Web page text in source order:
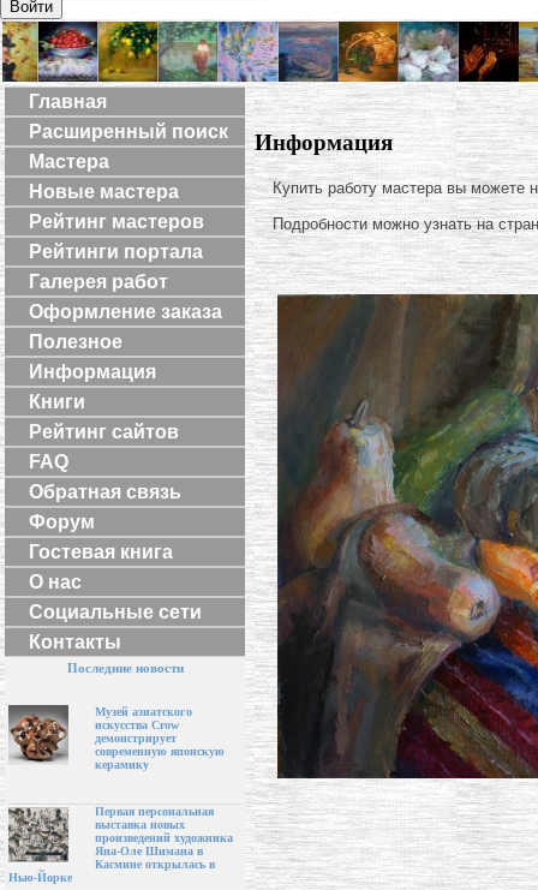
Войти
Главная
Расширенный поиск
Мастера
Новые мастера
Рейтинг мастеров
Рейтинги портала
Галерея работ
Оформление заказа
Полезное
Информация
Книги
Рейтинг сайтов
FAQ
Обратная связь
Форум
Гостевая книга
О нас
Социальные сети
Контакты
Последние новости
Музей азиатского
искусства Crow
демонстрирует
современную японскую
керамику
Первая персональная
выставка новых
произведений художника
Яна-Оле Шимана в
Касмине открылась в
Нью-Йорке
Информация
Купить работу мастера вы можете
Подробности можно узнать на